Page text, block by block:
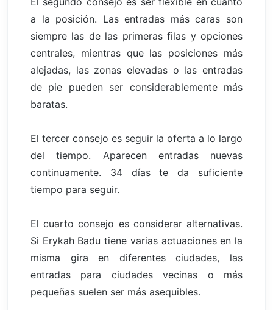
a la posición. Las entradas más caras son
siempre las de las primeras filas y opciones
centrales, mientras que las posiciones más
alejadas, las zonas elevadas o las entradas
de pie pueden ser considerablemente más
baratas.
El tercer consejo es seguir la oferta a lo largo
del tiempo. Aparecen entradas nuevas
continuamente. 34 días te da suficiente
tiempo para seguir.
El cuarto consejo es considerar alternativas.
Si Erykah Badu tiene varias actuaciones en la
misma gira en diferentes ciudades, las
entradas para ciudades vecinas o más
pequeñas suelen ser más asequibles.